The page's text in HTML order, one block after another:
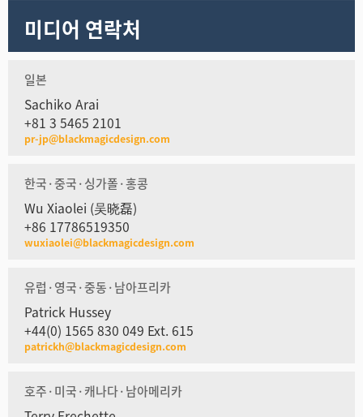
미디어 연락처
일본
Sachiko Arai
+81 3 5465 2101
pr-jp@blackmagicdesign.com
한국·중국·싱가폴·홍콩
Wu Xiaolei (吴晓磊)
+86 17786519350
wuxiaolei@blackmagicdesign.com
유럽·영국·중동·남아프리카
Patrick Hussey
+44(0) 1565 830 049 Ext. 615
patrickh@blackmagicdesign.com
호주·미국·캐나다·남아메리카